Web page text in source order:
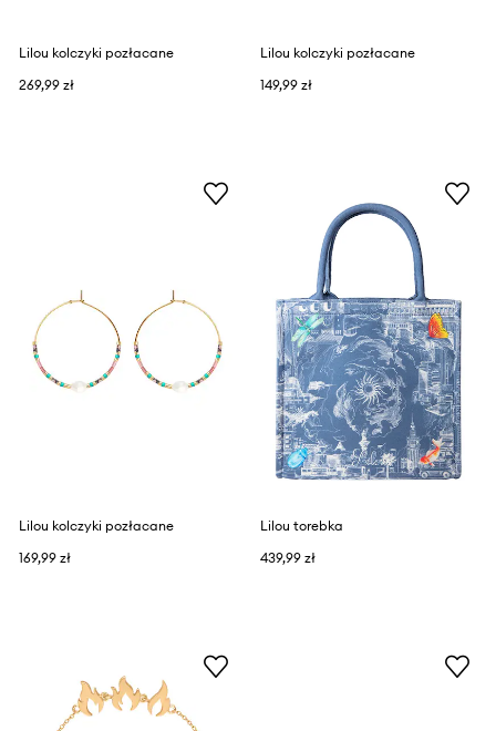
Lilou kolczyki pozłacane
269,99 zł
Lilou kolczyki pozłacane
149,99 zł
Lilou kolczyki pozłacane
169,99 zł
Lilou torebka
439,99 zł